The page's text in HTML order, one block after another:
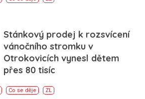
Stánkový prodej k rozsvícení
vánočního stromku v
Otrokovicích vynesl dětem
přes 80 tisíc
Co se děje ZL